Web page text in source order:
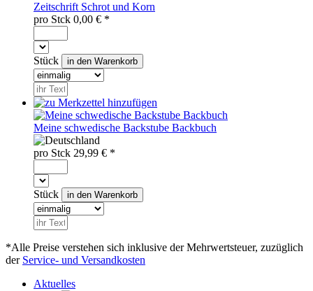
Zeitschrift Schrot und Korn
pro Stck 0,00 € *
Stück
Meine schwedische Backstube Backbuch
pro Stck 29,99 € *
Stück
*Alle Preise verstehen sich inklusive der Mehrwertsteuer, zuzüglich
der Service- und Versandkosten
Aktuelles